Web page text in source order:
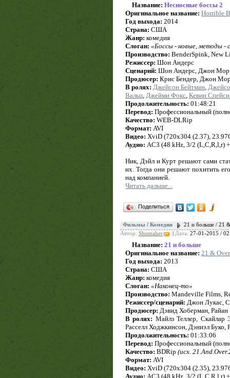
Название: Несносные боссы 2
Оригинальное название: Horrible
Год выхода: 2014
Страна: США
Жанр: комедия
Слоган: «Боссы - новые, методы -
Производство: BenderSpink, New
Режиссер: Шон Андерс
Сценарий: Шон Андерс, Джон
Продюсер: Крис Бендер, Джон
В ролях: Джейсон Бейтман
Вальц Джейми Фокс Кевин Спейси
Продолжительность: 01:48:21
Перевод: Профессиональный
Качество: WEB-DLRip
Формат: AVI
Видео: XviD (720x304 (2.37),
Аудио: AC3 (48 kHz, 3/2 (L,C,R,l,r)
Ник, Дэйл и Курт решают сами
их. Тогда они решают похитить
над компанией.
Читать дальше...
Поделиться
Фильмы / Комедия
21 и больше / 21
Автор: Shumaher Дата: 27-01-2015 /
Название: 21 и больше
Оригинальное название: 21 & Over
Год выхода: 2013
Страна: США
Жанр: комедия
Слоган: «Наконец-то»
Производство: Mandeville Films,
Режиссер/сценарий: Джон Лукас,
Продюсер: Дэвид Хоберман,
В ролях: Майлз Теллер, Скайлар
Расселл Ходжкинсон, Дэниэл
Продолжительность: 01:33:06
Перевод: Профессиональный
Качество: BDRip (исх.
Формат: AVI
Видео: XviD (720x304 (2.35),
Аудио: AC3 (48 kHz, 3/2 (L,C,R,l,r)